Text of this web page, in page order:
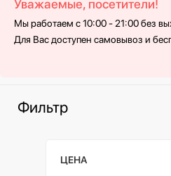
Уважаемые, посетители!
Мы работаем с 10:00 - 21:00 без
Для Вас доступен самовывоз и
Фильтр
ЦЕНА